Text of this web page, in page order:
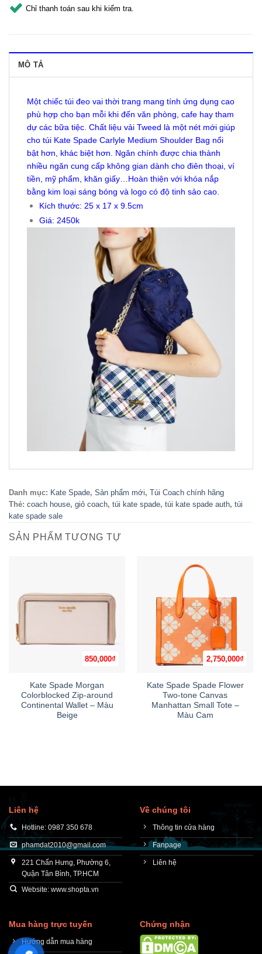
Chỉ thanh toán sau khi kiểm tra.
MÔ TẢ
Một chiếc túi đeo vai thời trang mang tính ứng dụng cao
phù hợp cho bạn mỗi khi đến văn phòng, cafe hay tham
dự các bữa tiệc. Chất liệu vải Tweed là một nét mới giúp
cho túi Kate Spade Carlyle Medium Shoulder Bag nổi
bật hơn, khác biệt hơn. Ngăn chính được chia thành
nhiều ngăn cung cấp không gian dành cho điên thoại, ví
tiền, mỹ phẩm, khăn giấy…Hoàn thiện với khóa nắp
bằng kim loại sáng bóng và logo có độ tinh sảo cao.
Kích thước: 25 x 17 x 9.5cm
Giá: 2450k
Danh mục: Kate Spade, Sản phẩm mới, Túi Coach chính hãng
Thẻ: coach house, giỏ coach, túi kate spade, túi kate spade auth, túi
kate spade sale
SẢN PHẨM TƯƠNG TỰ
850,000₫
Kate Spade Morgan
Colorblocked Zip-around
Continental Wallet – Màu
Beige
2,750,000₫
Kate Spade Spade Flower
Two-tone Canvas
Manhattan Small Tote –
Màu Cam
Liên hệ
Hotline: 0987 350 678
phamdat2010@gmail.com
221 Chấn Hưng, Phường 6,
Quận Tân Bình, TP.HCM
Website: www.shopta.vn
Về chúng tôi
Thông tin cửa hàng
Fanpage
Liên hệ
Mua hàng trực tuyến
Hướng dẫn mua hàng
Chứng nhận